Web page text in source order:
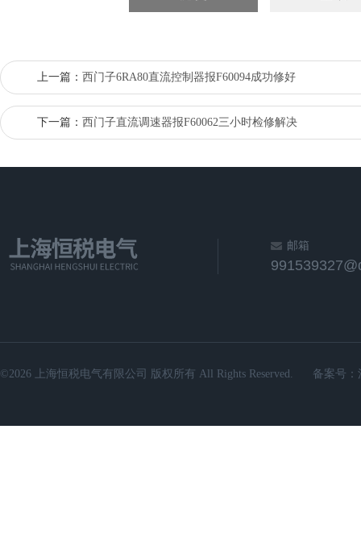
上一篇： 西门子6RA80直流控制器报F60094成功修好
下一篇： 西门子直流调速器报F60062三小时检修解决
邮箱
©2026 上海恒税电气有限公司 版权所有 All Rights Reserved. 备案号：